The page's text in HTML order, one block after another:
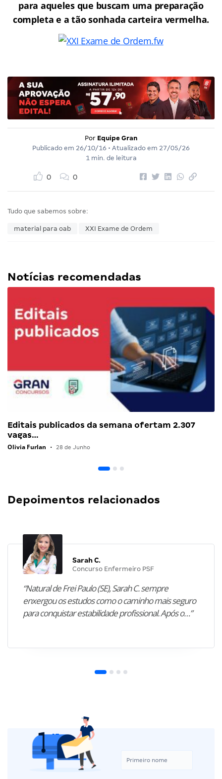
para aqueles que buscam uma preparação
completa e a tão sonhada carteira vermelha.
Por Equipe Gran
Publicado em 26/10/16 • Atualizado em 27/05/26
1 min. de leitura
0 0
Tudo que sabemos sobre:
material para oab XXI Exame de Ordem
Notícias recomendadas
Editais publicados da semana ofertam 2.307
vagas…
Olivia Furlan • 28 de Junho
Depoimentos relacionados
Sarah C.
Concurso Enfermeiro PSF
“Natural de Frei Paulo (SE), Sarah C. sempre
enxergou os estudos como o caminho mais seguro
para conquistar estabilidade profissional. Após o…”